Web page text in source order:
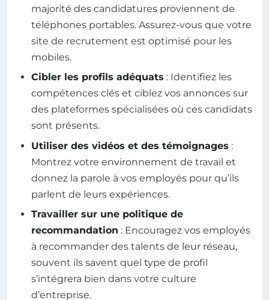
majorité des candidatures proviennent de
téléphones portables. Assurez-vous que votre
site de recrutement est optimisé pour les
mobiles.
Cibler les profils adéquats : Identifiez les
compétences clés et ciblez vos annonces sur
des plateformes spécialisées où ces candidats
sont présents.
Utiliser des vidéos et des témoignages :
Montrez votre environnement de travail et
donnez la parole à vos employés pour qu’ils
parlent de leurs expériences.
Travailler sur une politique de
recommandation : Encouragez vos employés
à recommander des talents de leur réseau,
souvent ils savent quel type de profil
s’intégrera bien dans votre culture
d’entreprise.